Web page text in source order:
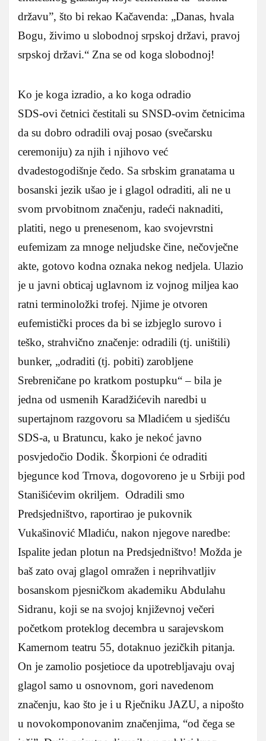
državu”, što bi rekao Kačavenda: „Danas, hvala
Bogu, živimo u slobodnoj srpskoj državi, pravoj
srpskoj državi.“ Zna se od koga slobodnoj!
Ko je koga izradio, a ko koga odradio
SDS-ovi četnici čestitali su SNSD-ovim četnicima
da su dobro odradili ovaj posao (svečarsku
ceremoniju) za njih i njihovo već
dvadestogodišnje čedo. Sa srbskim granatama u
bosanski jezik ušao je i glagol odraditi, ali ne u
svom prvobitnom značenju, radeći naknaditi,
platiti, nego u prenesenom, kao svojevrstni
eufemizam za mnoge neljudske čine, nečovječne
akte, gotovo kodna oznaka nekog nedjela. Ulazio
je u javni obticaj uglavnom iz vojnog miljea kao
ratni terminoložki trofej. Njime je otvoren
eufemistički proces da bi se izbjeglo surovo i
teško, strahvično značenje: odradili (tj. uništili)
bunker, „odraditi (tj. pobiti) zarobljene
Srebreničane po kratkom postupku“ – bila je
jedna od usmenih Karadžićevih naredbi u
supertajnom razgovoru sa Mladićem u sjedišću
SDS-a, u Bratuncu, kako je nekoć javno
posvjedočio Dodik. Škorpioni će odraditi
bjegunce kod Trnova, dogovoreno je u Srbiji pod
Stanišićevim okriljem. Odradili smo
Predsjedništvo, raportirao je pukovnik
Vukašinović Mladiću, nakon njegove naredbe:
Ispalite jedan plotun na Predsjedništvo! Možda je
baš zato ovaj glagol omražen i neprihvatljiv
bosanskom pjesničkom akademiku Abdulahu
Sidranu, koji se na svojoj književnoj večeri
početkom proteklog decembra u sarajevskom
Kamernom teatru 55, dotaknuo jezičkih pitanja.
On je zamolio posjetioce da upotrebljavaju ovaj
glagol samo u osnovnom, gori navedenom
značenju, kao što je i u Rječniku JAZU, a nipošto
u novokomponovanim značenjima, “od čega se